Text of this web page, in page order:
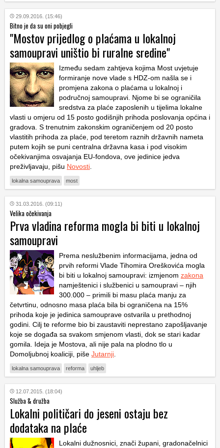
29.09.2016. (15:46)
Bitno je da su oni pobjegli
"Mostov prijedlog o plaćama u lokalnoj
samoupravi uništio bi ruralne sredine"
Između sedam zahtjeva kojima Most uvjetuje
formiranje nove vlade s HDZ-om našla se i
promjena zakona o plaćama u lokalnoj i
područnoj samoupravi. Njome bi se ograničila
sredstva za plaće zaposlenih u tijelima lokalne
vlasti u omjeru od 15 posto godišnjih prihoda poslovanja općina i
gradova. S trenutnim zakonskim ograničenjem od 20 posto
vlastitih prihoda za plaće, pod teretom raznih državnih nameta
putem kojih se puni centralna državna kasa i pod visokim
očekivanjima osvajanja EU-fondova, ove jedinice jedva
preživljavaju, pišu Novosti
lokalna samouprava most
31.03.2016. (09:11)
Velika očekivanja
Prva vladina reforma mogla bi biti u lokalnoj
samoupravi
Prema neslužbenim informacijama, jedna od
prvih reformi Vlade Tihomira Oreškovića mogla
bi biti u lokalnoj samoupravi: izmjenom zakona
namještenici i službenici u samoupravi – njih
300.000 – primili bi masu plaća manju za
četvrtinu, odnosno masa plaća bila bi ograničena na 15%
prihoda koje je jedinica samouprave ostvarila u prethodnoj
godini. Cilj te reforme bio bi zaustaviti neprestano zapošljavanje
koje se događa sa svakom smjenom vlasti, dok se stari kadar
gomila. Ideja je Mostova, ali nije pala na plodno tlo u
Domoljubnoj koaliciji, piše Jutarnji
lokalna samouprava reforma uhljeb
12.07.2015. (18:04)
Služba & družba
Lokalni političari do jeseni ostaju bez
dodataka na plaće
Lokalni dužnosnici, znači župani, gradonačelnici